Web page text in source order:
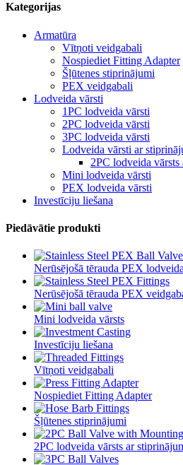
Kategorijas
Armatūra
Vītņoti veidgabali
Nospiediet Fitting Adapter
Šļūtenes stiprinājumi
PEX veidgabali
Lodveida vārsti
1PC lodveida vārsti
2PC lodveida vārsti
3PC lodveida vārsti
Lodveida vārsti ar
2PC lodveida
Mini lodveida vārsti
PEX lodveida vārsti
Investīciju liešana
Piedāvātie produkti
Nerūsējošā tērauda PEX
Nerūsējošā tērauda PEX
Mini lodveida vārsts
Investīciju liešana
Vītņoti veidgabali
Nospiediet Fitting Adapter
Šļūtenes stiprinājumi
2PC lodveida vārsts ar